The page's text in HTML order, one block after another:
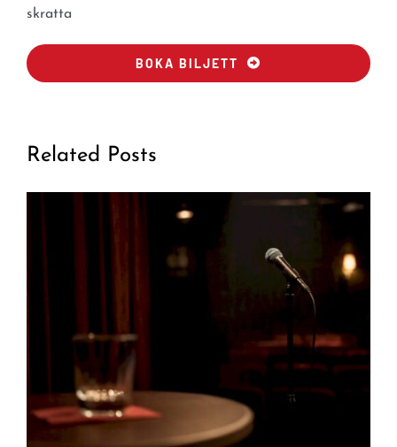
skratta
BOKA BILJETT
Related Posts